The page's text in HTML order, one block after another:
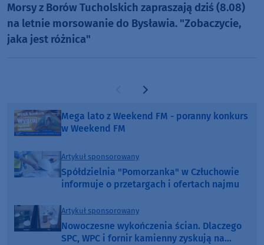
Morsy z Borów Tucholskich zapraszają dziś (8.08)
na letnie morsowanie do Bysławia. "Zobaczycie,
jaka jest różnica"
Poprzednia strona
Następna strona
Mega lato z Weekend FM - poranny konkurs
w Weekend FM
Artykuł sponsorowany
Spółdzielnia "Pomorzanka" w Człuchowie
informuje o przetargach i ofertach najmu
Artykuł sponsorowany
Nowoczesne wykończenia ścian. Dlaczego
SPC, WPC i fornir kamienny zyskują na